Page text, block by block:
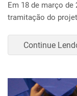
Em 18 de março
tramitação do
Continue